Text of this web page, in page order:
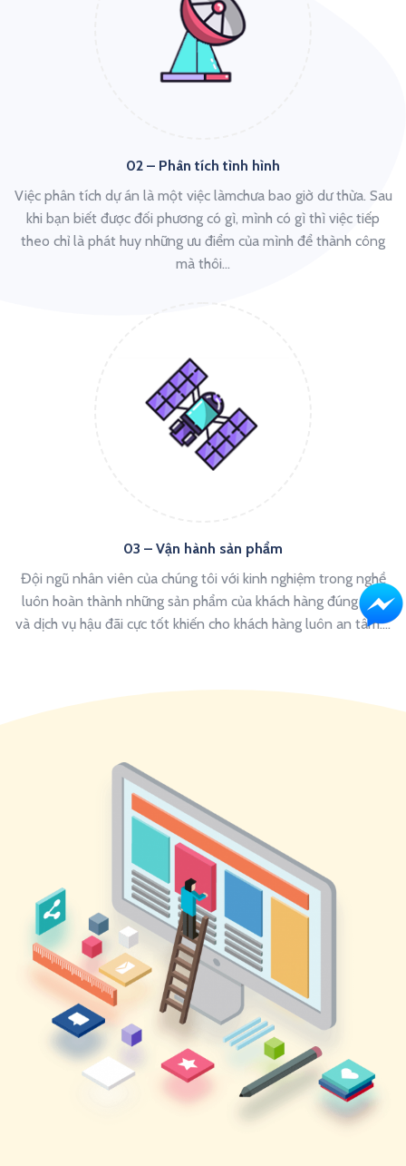
02 – Phân tích tình hình
Việc phân tích dự án là một việc làmchưa bao giờ dư thừa. Sau
khi bạn biết được đối phương có gì, mình có gì thì việc tiếp
theo chỉ là phát huy những ưu điểm của mình để thành công
mà thôi…
03 – Vận hành sản phẩm
Đội ngũ nhân viên của chúng tôi với kinh nghiệm trong nghề
luôn hoàn thành những sản phẩm của khách hàng đúng hạn
và dịch vụ hậu đãi cực tốt khiến cho khách hàng luôn an tâm….